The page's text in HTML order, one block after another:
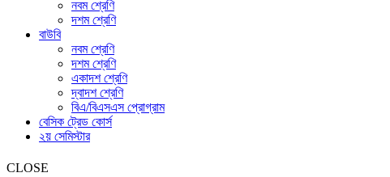
নবম শ্রেণি
দশম শ্রেণি
বাউবি
নবম শ্রেণি
দশম শ্রেণি
একাদশ শ্রেণি
দ্বাদশ শ্রেণি
বিএ/বিএসএস প্রোগ্রাম
বেসিক ট্রেড কোর্স
২য় সেমিস্টার
CLOSE